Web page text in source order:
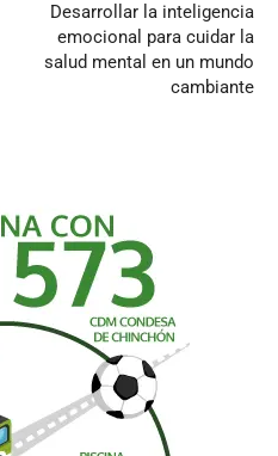
Desarrollar la inteligencia
emocional para cuidar la
salud mental en un mundo
cambiante